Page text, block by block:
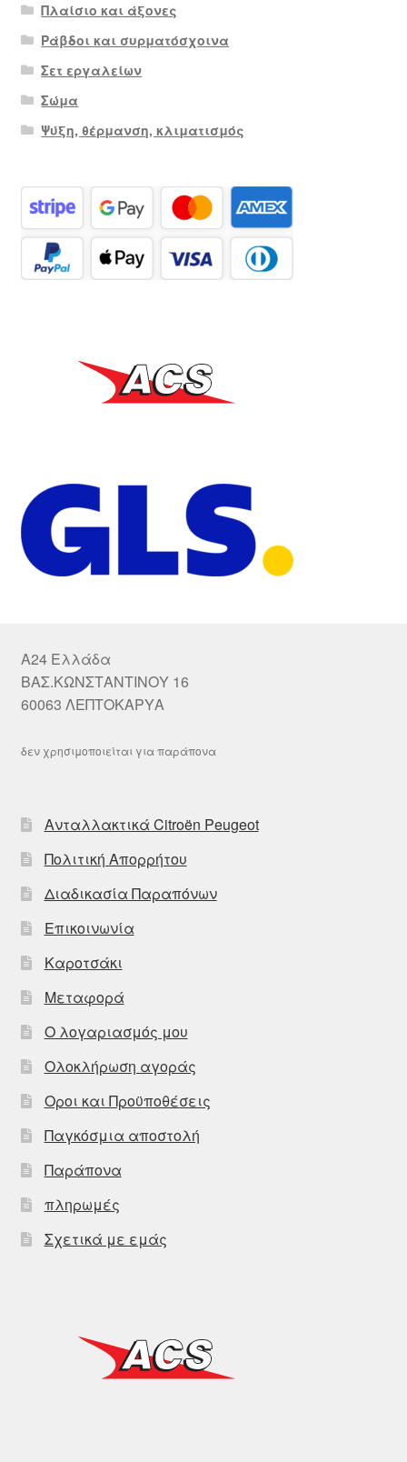
Πλαίσιο και άξονες
Ράβδοι και συρματόσχοινα
Σετ εργαλείων
Σώμα
Ψύξη, θέρμανση, κλιματισμός
A24 Ελλάδα
ΒΑΣ.ΚΩΝΣΤΑΝΤΙΝΟΥ 16
60063 ΛΕΠΤΟΚΑΡΥΑ
δεν χρησιμοποιείται για παράπονα
Ανταλλακτικά Citroën Peugeot
Πολιτική Απορρήτου
Διαδικασία Παραπόνων
Επικοινωνία
Καροτσάκι
Μεταφορά
Ο λογαριασμός μου
Ολοκλήρωση αγοράς
Οροι και Προϋποθέσεις
Παγκόσμια αποστολή
Παράπονα
πληρωμές
Σχετικά με εμάς